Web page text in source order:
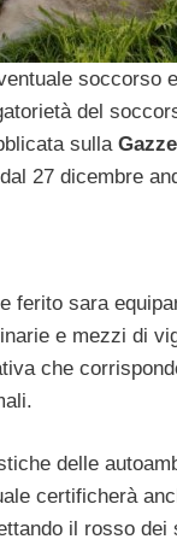
del
sulla
27 dicembre
sara
e mezzi di
che
delle
certificherà
il rosso